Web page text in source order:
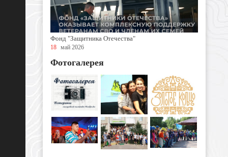
Фонд "Защитника Отечества"
18 май 2026
Фотогалерея